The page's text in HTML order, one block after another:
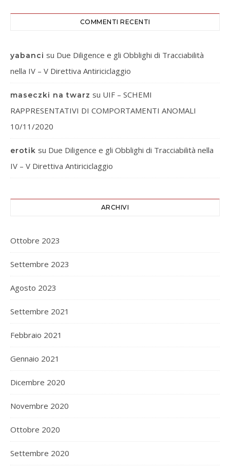
COMMENTI RECENTI
yabanci su Due Diligence e gli Obblighi di Tracciabilità
nella IV – V Direttiva Antiriciclaggio
maseczki na twarz su UIF – SCHEMI
RAPPRESENTATIVI DI COMPORTAMENTI ANOMALI
10/11/2020
erotik su Due Diligence e gli Obblighi di Tracciabilità nella
IV – V Direttiva Antiriciclaggio
ARCHIVI
Ottobre 2023
Settembre 2023
Agosto 2023
Settembre 2021
Febbraio 2021
Gennaio 2021
Dicembre 2020
Novembre 2020
Ottobre 2020
Settembre 2020